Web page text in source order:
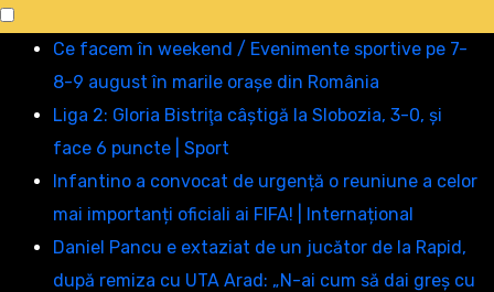
conținut
Ce facem în weekend / Evenimente sportive pe 7-
8-9 august în marile orașe din România
Liga 2: Gloria Bistriţa câştigă la Slobozia, 3-0, şi
face 6 puncte | Sport
Infantino a convocat de urgență o reuniune a celor
mai importanți oficiali ai FIFA! | Internațional
Daniel Pancu e extaziat de un jucător de la Rapid,
după remiza cu UTA Arad: „N-ai cum să dai greș cu